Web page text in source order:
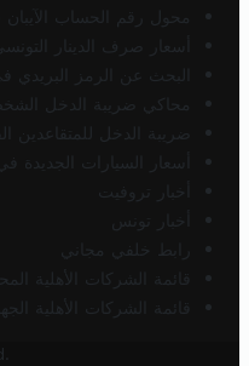
محول رقم الحساب
أسعار صرف الدينار
البحث عن الرمز البريدي
محاكي ضريبة الدخل
ضريبة الدخل للمتقاعدين
أسعار السيارات الجديدة
أخبار تروفيت
أخبار تونس
رابط خلفي مجاني
قائمة الشركات الأهلية
قائمة الشركات الأهلية